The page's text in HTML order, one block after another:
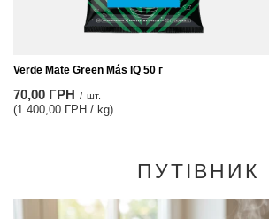
Verde Mate Green Más IQ 50 г
70,00 ГРН / шт.
(1 400,00 ГРН / kg)
ПУТІВНИК